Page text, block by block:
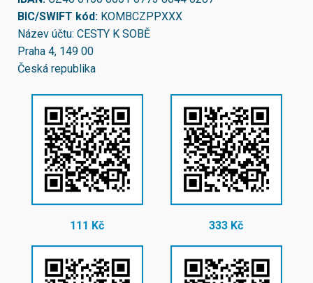
BIC/SWIFT kód: KOMBCZPPXXX
Název účtu: CESTY K SOBĚ
Praha 4, 149 00
Česká republika
111 Kč 333 Kč